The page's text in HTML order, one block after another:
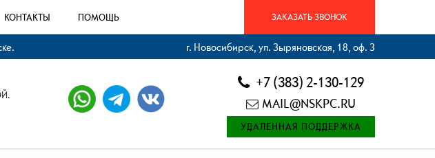
ЗАКАЗАТЬ ЗВОНОК
КОНТАКТЫ ПОМОЩЬ
г. Новосибирск, ул. Зыряновская, 18, оф. 3
+7 (383) 2-130-129
MAIL@NSKPC.RU
УДАЛЕННАЯ ПОДДЕРЖКА